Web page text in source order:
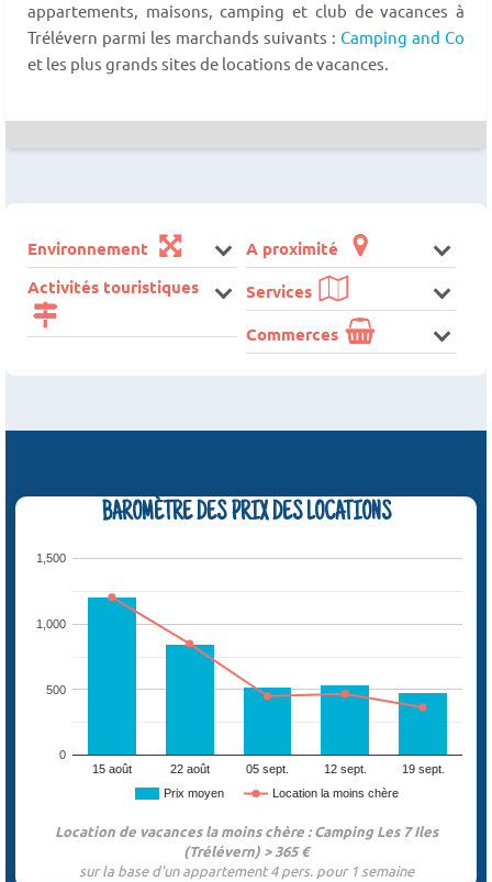
appartements, maisons, camping et club de vacances à
Trélévern parmi les marchands suivants : Camping and Co
et les plus grands sites de locations de vacances.
Environnement
A proximité
Activités touristiques
Services
Commerces
BAROMÈTRE DES PRIX DES LOCATIONS
Prix moyen Location la moins chère
15 août 22 août 05 sept. 12 sept. 19 sept.
0
500
1,000
1,500
Location de vacances la moins chère : Camping Les 7 Iles
(Trélévern) > 365 €
sur la base d'un appartement 4 pers. pour 1 semaine